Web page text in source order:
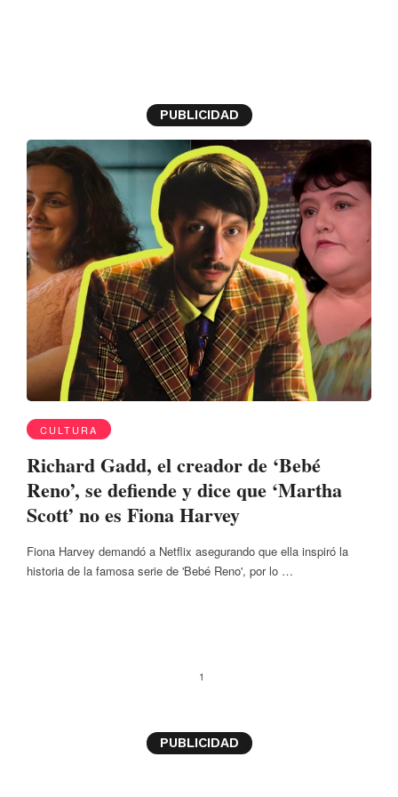
PUBLICIDAD
CULTURA
Richard Gadd, el creador de ‘Bebé
Reno’, se defiende y dice que ‘Martha
Scott’ no es Fiona Harvey
Fiona Harvey demandó a Netflix asegurando que ella inspiró la
historia de la famosa serie de 'Bebé Reno', por lo …
1
PUBLICIDAD